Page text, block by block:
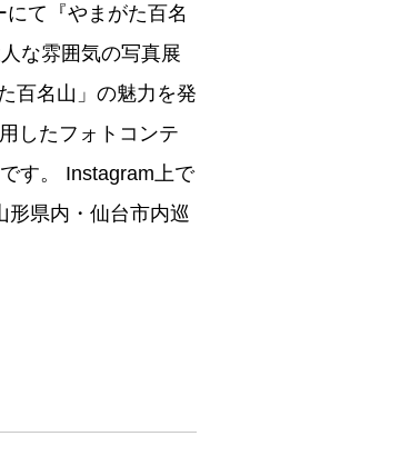
て『やまがた百名
な雰囲気の写真展
百名山」の魅力を発
したフォトコンテ
す。 Instagram上で
形県内・仙台市内巡